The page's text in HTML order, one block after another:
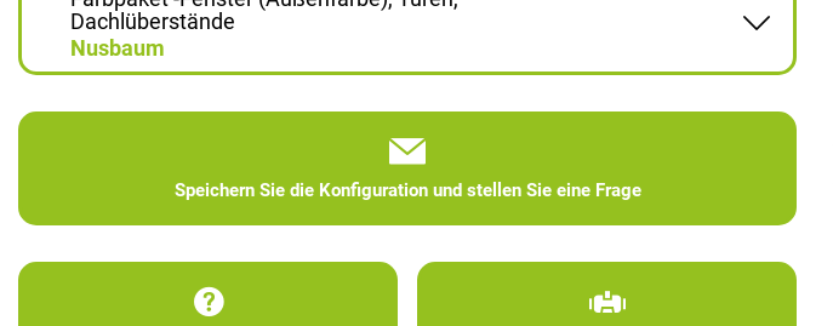
Dachlüberstände
Nusbaum
Speichern Sie die Konfiguration und stellen Sie eine Frage